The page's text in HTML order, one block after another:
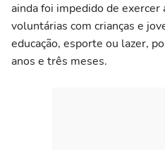
ainda foi impedido de
voluntárias com crianças e
educação, esporte ou lazer,
anos e três meses.